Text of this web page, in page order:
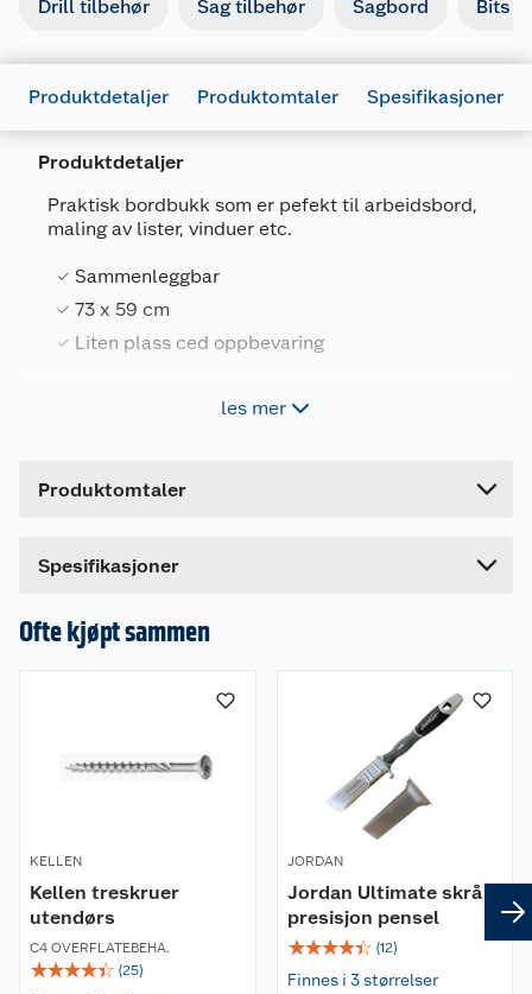
Drill tilbehør Sag tilbehør Sagbord Bits
Produktdetaljer Produktomtaler Spesifikasjoner
Produktdetaljer
Praktisk bordbukk som er pefekt til arbeidsbord,
maling av lister, vinduer etc.
Sammenleggbar
73 x 59 cm
Liten plass ced oppbevaring
Bordbukk som raskt og enkelt lages et
foldet ut. Når bordbukken ikke er i bruk, kan den
les mer
Produktomtaler
Dette produktet har ikke fått noen omtale ennå.
en omtale.
Spesifikasjoner
Generelt
Artikkelnummer
Leverandørens artikkelnummer
Ofte kjøpt sammen
KELLEN
Kellen treskruer
utendørs
C4 OVERFLATEBEHA.
☆☆☆☆☆ (25)
JORDAN
Jordan Ultimate skrå
presisjon pensel
☆☆☆☆☆ (12)
Finnes i 3 størrelser